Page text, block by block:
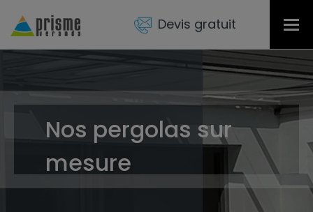
Devis gratuit
Nos pergolas sur
mesure